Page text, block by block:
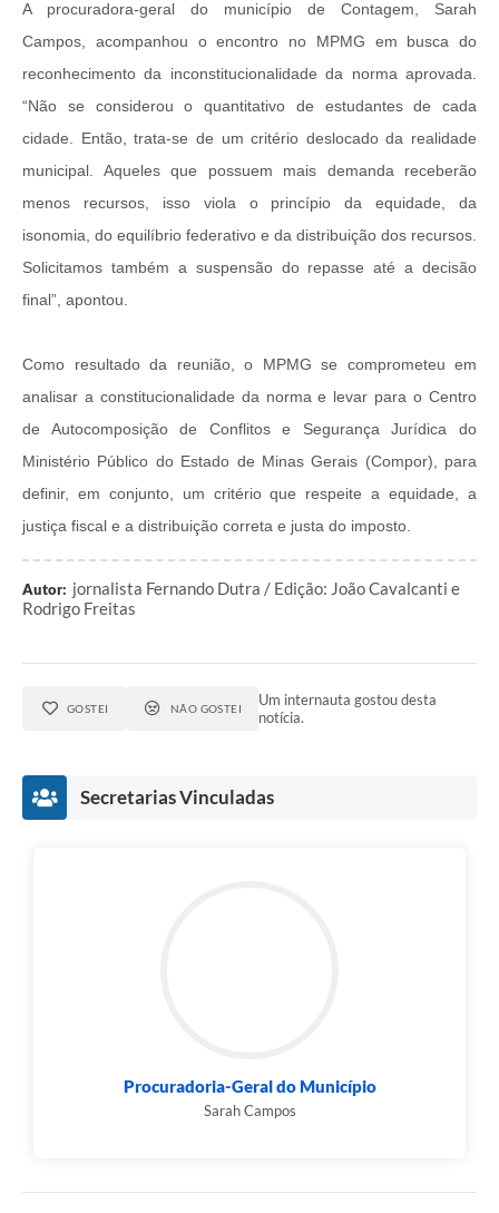
A procuradora-geral do município de Contagem, Sarah
Campos, acompanhou o encontro no MPMG em busca do
reconhecimento da inconstitucionalidade da norma aprovada.
“Não se considerou o quantitativo de estudantes de cada
cidade. Então, trata-se de um critério deslocado da realidade
municipal. Aqueles que possuem mais demanda receberão
menos recursos, isso viola o princípio da equidade, da
isonomia, do equilíbrio federativo e da distribuição dos recursos.
Solicitamos também a suspensão do repasse até a decisão
final”, apontou.
Como resultado da reunião, o MPMG se comprometeu em
analisar a constitucionalidade da norma e levar para o Centro
de Autocomposição de Conflitos e Segurança Jurídica do
Ministério Público do Estado de Minas Gerais (Compor), para
definir, em conjunto, um critério que respeite a equidade, a
justiça fiscal e a distribuição correta e justa do imposto.
Autor: jornalista Fernando Dutra / Edição: João Cavalcanti e
Rodrigo Freitas
GOSTEI NÃO GOSTEI
Um internauta gostou desta
notícia.
Secretarias Vinculadas
Procuradoria-Geral do Município
Sarah Campos